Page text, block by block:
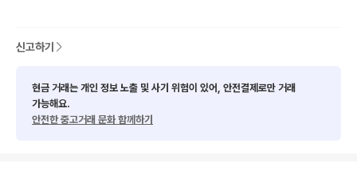
신고하기
현금 거래는 개인 정보 노출 및 사기 위험이 있어, 안전결제로만 거래
가능해요.
안전한 중고거래 문화 함께하기